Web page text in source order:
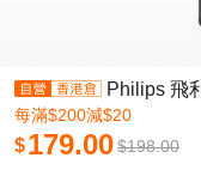
Philips 飛
每滿$200減$20
$179.00$198.00